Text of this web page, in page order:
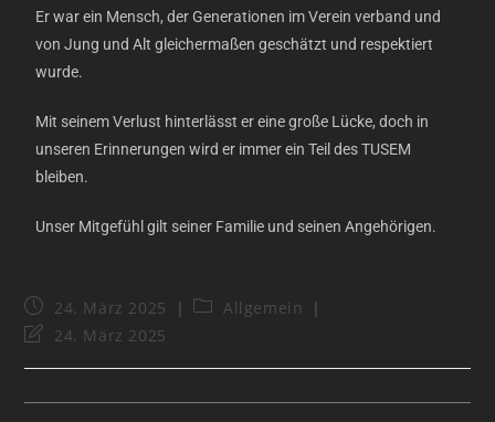
Er war ein Mensch, der Generationen im Verein verband und
von Jung und Alt gleichermaßen geschätzt und respektiert
wurde.
Mit seinem Verlust hinterlässt er eine große Lücke, doch in
unseren Erinnerungen wird er immer ein Teil des TUSEM
bleiben.
Unser Mitgefühl gilt seiner Familie und seinen Angehörigen.
24. März 2025
Allgemein
24. März 2025